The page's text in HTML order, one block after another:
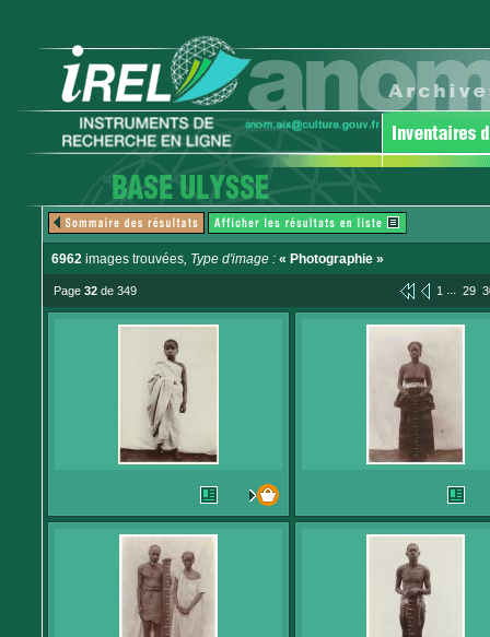
6962 images trouvées, Type d'image : « Photographie »
Page 32 de 349 1 ... 29